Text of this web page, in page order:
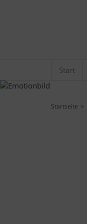
Start
Startseite